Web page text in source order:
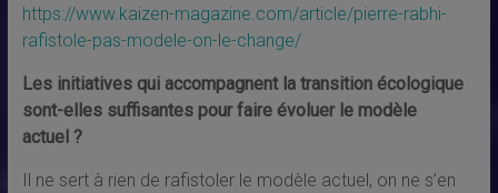
https://www.kaizen-magazine.com/article/pierre-rabhi-
rafistole-pas-modele-on-le-change/
Les initiatives qui accompagnent la transition écologique
sont-elles suffisantes pour faire évoluer le modèle
actuel ?
Il ne sert à rien de rafistoler le modèle actuel, on ne s’en